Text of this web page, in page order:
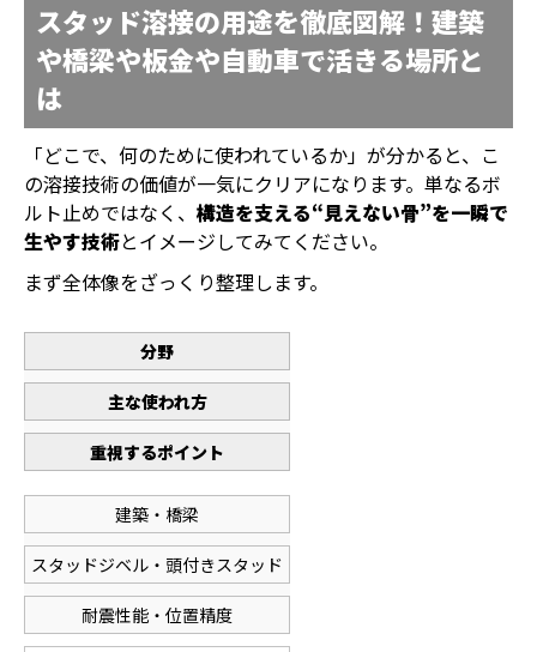
スタッド溶接の用途を徹底図解！建築
や橋梁や板金や自動車で活きる場所と
は
「どこで、何のために使われているか」が分かると、こ
の溶接技術の価値が一気にクリアになります。単なるボ
ルト止めではなく、 構造を支える“見えない骨”を一瞬で
生やす技術とイメージしてみてください。
まず全体像をざっくり整理します。
分野
主な使われ方
重視するポイント
建築・橋梁
スタッドジベル・頭付きスタッド
耐震性能・位置精度